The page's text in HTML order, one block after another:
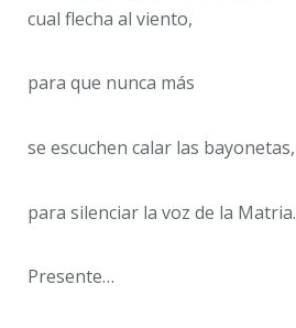
cual flecha al viento,
para que nunca más
se escuchen calar las bayonetas,
para silenciar la voz de la Matria.
Presente…